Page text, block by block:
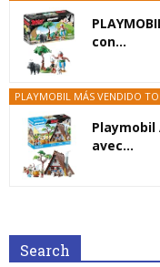
con...
PLAYMOBIL MÁS VENDIDO
avec...
Search